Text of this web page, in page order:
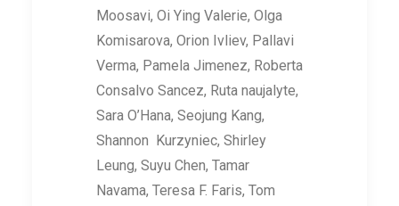
Moosavi, Oi Ying Valerie, Olga
Komisarova, Orion Ivliev, Pallavi
Verma, Pamela Jimenez, Roberta
Consalvo Sancez, Ruta naujalyte,
Sara O’Hana, Seojung Kang,
Shannon Kurzyniec, Shirley
Leung, Suyu Chen, Tamar
Navama, Teresa F. Faris, Tom